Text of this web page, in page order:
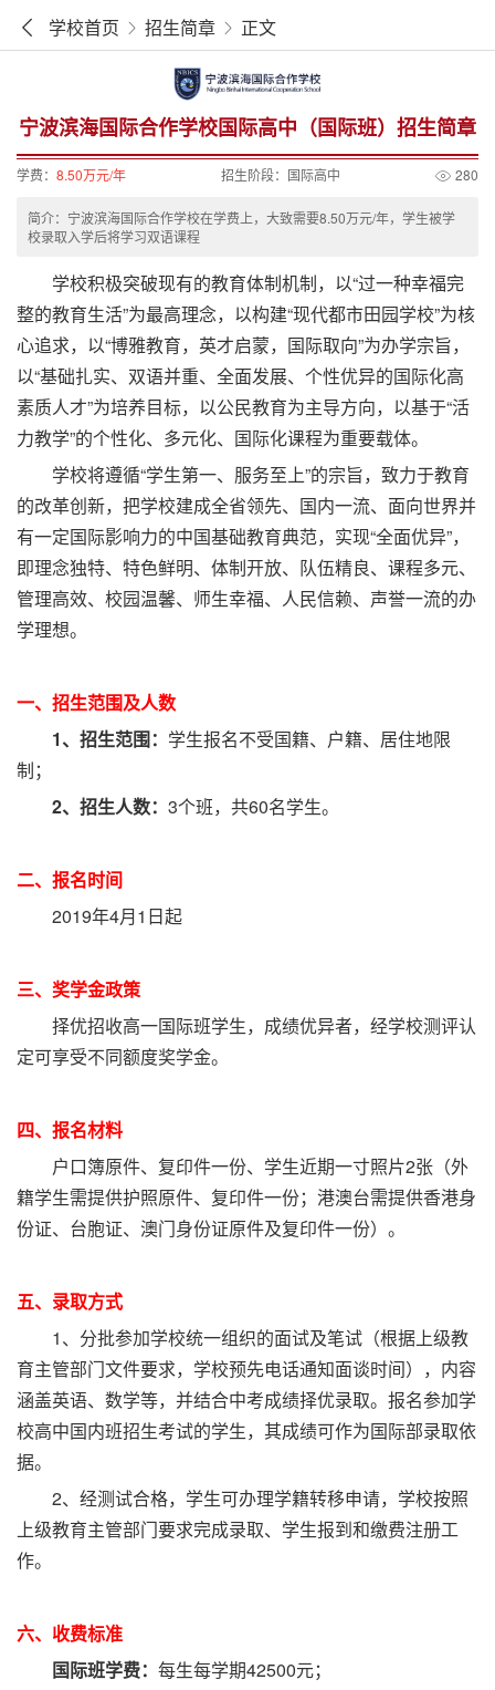
学校首页 招生简章 正文
宁波滨海国际合作学校国际高中（国际班）招生简章
学费： 8.50万元/年 招生阶段： 国际高中 280
简介：宁波滨海国际合作学校在学费上，大致需要8.50万元/年，学生被学
校录取入学后将学习双语课程
学校积极突破现有的教育体制机制，以“过一种幸福完
整的教育生活”为最高理念，以构建“现代都市田园学校”为核
心追求，以“博雅教育，英才启蒙，国际取向”为办学宗旨，
以“基础扎实、双语并重、全面发展、个性优异的国际化高
素质人才”为培养目标，以公民教育为主导方向，以基于“活
力教学”的个性化、多元化、国际化课程为重要载体。
学校将遵循“学生第一、服务至上”的宗旨，致力于教育
的改革创新，把学校建成全省领先、国内一流、面向世界并
有一定国际影响力的中国基础教育典范，实现“全面优异”，
即理念独特、特色鲜明、体制开放、队伍精良、课程多元、
管理高效、校园温馨、师生幸福、人民信赖、声誉一流的办
学理想。
一、招生范围及人数
1、招生范围： 学生报名不受国籍、户籍、居住地限
制；
2、招生人数： 3个班，共60名学生。
二、报名时间
2019年4月1日起
三、奖学金政策
择优招收高一国际班学生，成绩优异者，经学校测评认
定可享受不同额度奖学金。
四、报名材料
户口簿原件、复印件一份、学生近期一寸照片2张（外
籍学生需提供护照原件、复印件一份；港澳台需提供香港身
份证、台胞证、澳门身份证原件及复印件一份）。
五、录取方式
1、分批参加学校统一组织的面试及笔试（根据上级教
育主管部门文件要求，学校预先电话通知面谈时间），内容
涵盖英语、数学等，并结合中考成绩择优录取。报名参加学
校高中国内班招生考试的学生，其成绩可作为国际部录取依
据。
2、经测试合格，学生可办理学籍转移申请，学校按照
上级教育主管部门要求完成录取、学生报到和缴费注册工
作。
六、收费标准
国际班学费： 每生每学期42500元；